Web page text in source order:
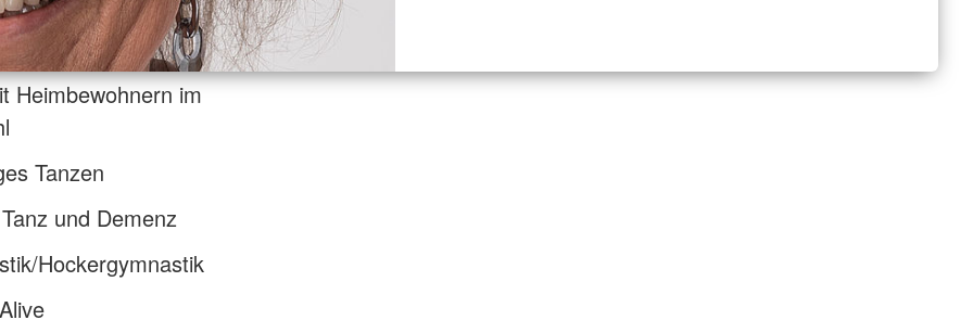
Heimbewohnern im
Tanzen
und Demenz
Hockergymnastik